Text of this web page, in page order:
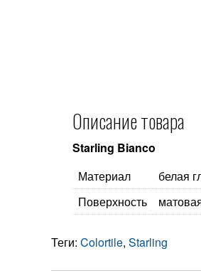
Описание товара
Starling Bianco
Материал
белая
Поверхность
Теги: Colortile, Starling